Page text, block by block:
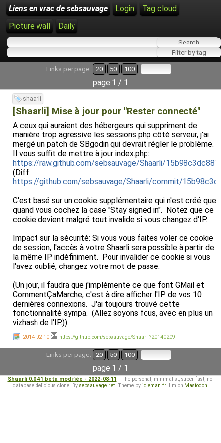
Liens en vrac de sebsauvage Login
Tag cloud
Picture wall
Daily
Links per page: 20 50 100
page 1 / 1
shaarli
[Shaarli] Mise à jour pour "Rester connecté"
A ceux qui auraient des hébergeurs qui suppriment de
manière trop agressive les sessions php côté serveur, j'ai
mergé un patch de SBgodin qui devrait régler le problème.
Il vous suffit de mettre à jour index.php:
https://raw.github.com/sebsauvage/Shaarli/
(Diff:
https://github.com/sebsauvage/Shaarli/commit/
C'est basé sur un cookie supplémentaire qui n'est créé que
quand vous cochez la case "Stay signed in". Notez que ce
cookie devient malgré tout invalide si vous changez d'IP.
Impact sur la sécurité: Si vous vous faites voler ce cookie
de session, l'accès à votre Shaarli sera possible à partir de
la même IP indéfiniment. Pour invalider ce cookie si vous
l'avez oublié, changez votre mot de passe.
(Un jour, il faudra que j'implémente ce que font GMail et
CommentÇaMarche, c'est à dire afficher l'IP de vos 10
dernières connexions. J'ai toujours trouvé cette
fonctionnalité sympa. (Allez soyons fous, avec en plus un
vizhash de l'IP.)).
2014-02-10 https://github.com/sebsauvage/Shaarli?20140209
Links per page: 20 50 100
page 1 / 1
Shaarli 0.0.41 beta modifiée - 2022-08-11 - The personal, minimalist, super-fast, no-
database delicious clone. By sebsauvage.net. Theme by idleman.fr. I'm on Mastodon.